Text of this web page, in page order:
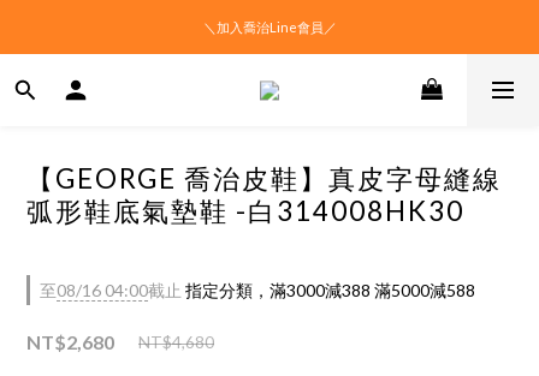
＼加入喬治Line會員／
【GEORGE 喬治皮鞋】真皮字母縫線
弧形鞋底氣墊鞋 -白314008HK30
至08/16 04:00截止 指定分類，滿3000減388 滿5000減588
NT$2,680 NT$4,680